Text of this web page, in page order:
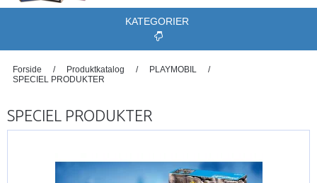
KATEGORIER
Forside / Produktkatalog / PLAYMOBIL
/
SPECIEL PRODUKTER
SPECIEL PRODUKTER